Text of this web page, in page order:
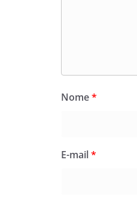
Nome*
E-mail*